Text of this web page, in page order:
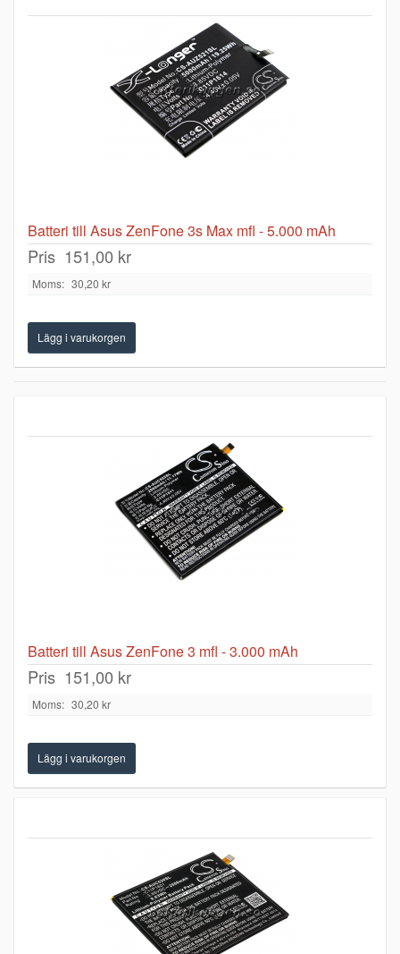
Batteri till Asus ZenFone 3s Max mfl - 5.000 mAh
Pris 151,00 kr
Moms: 30,20 kr
Batteri till Asus ZenFone 3 mfl - 3.000 mAh
Pris 151,00 kr
Moms: 30,20 kr